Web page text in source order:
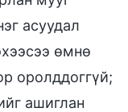
асуудал
өмнө
оролддоггүй;
ашиглан